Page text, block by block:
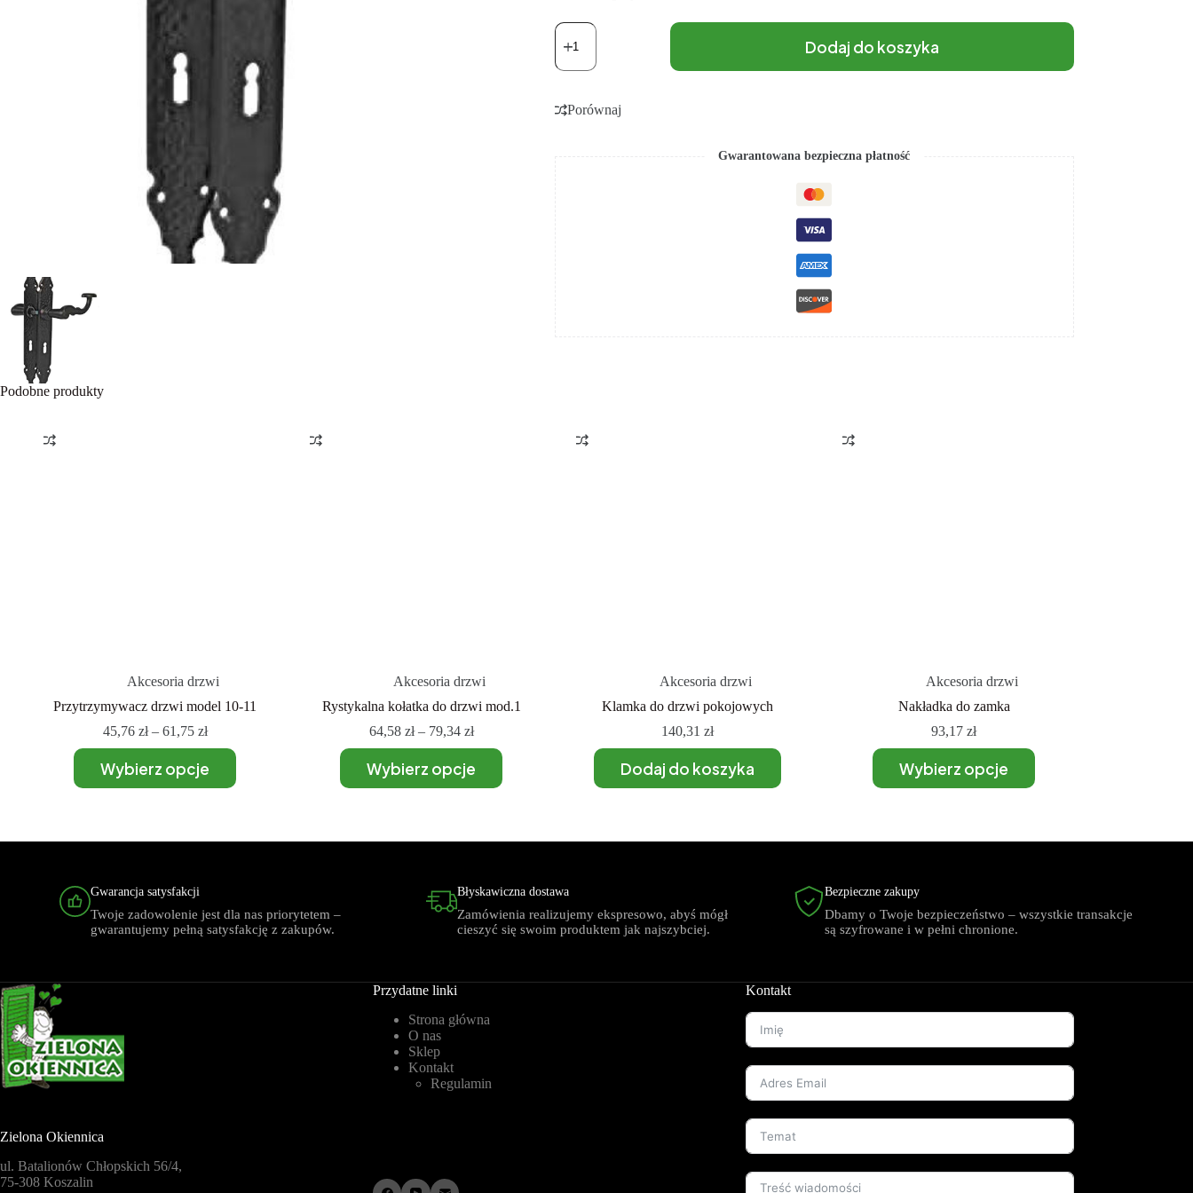
Dodaj do koszyka
Porównaj
Gwarantowana bezpieczna płatność
Podobne produkty
Akcesoria drzwi
Przytrzymywacz drzwi model 10-11
45,76 zł– 61,75 zł
Wybierz opcje
Akcesoria drzwi
Rystykalna kołatka do drzwi mod.1
64,58 zł– 79,34 zł
Wybierz opcje
Akcesoria drzwi
Klamka do drzwi pokojowych
140,31zł
Dodaj do koszyka
Akcesoria drzwi
Nakładka do zamka
93,17zł
Wybierz opcje
Gwarancja satysfakcji
Twoje zadowolenie jest dla nas priorytetem –
gwarantujemy pełną satysfakcję z zakupów.
Błyskawiczna dostawa
Zamówienia realizujemy ekspresowo, abyś mógł
cieszyć się swoim produktem jak najszybciej.
Bezpieczne zakupy
Dbamy o Twoje bezpieczeństwo – wszystkie transakcje
są szyfrowane i w pełni chronione.
Zielona Okiennica
ul. Batalionów Chłopskich 56/4,
75-308 Koszalin
Przydatne linki
Strona główna
O nas
Sklep
Kontakt
Regulamin
Kontakt